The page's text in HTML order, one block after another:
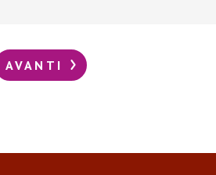
AVANTI